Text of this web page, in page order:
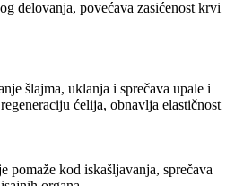
delovanja, povećava zasićenost krvi
šlajma, uklanja i sprečava upale i
ćelija, obnavlja elastičnost
pomaže kod iskašljavanja, sprečava